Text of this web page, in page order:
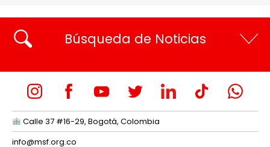
Búsqueda de Noticias
Calle 37 #16-29, Bogotá, Colombia
info@msf.org.co